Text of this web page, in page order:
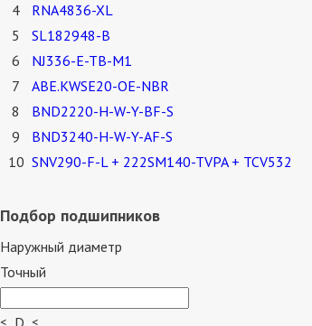
4
RNA4836-XL
5
SL182948-B
6
NJ336-E-TB-M1
7
ABE.KWSE20-OE-NBR
8
BND2220-H-W-Y-BF-S
9
BND3240-H-W-Y-AF-S
10 SNV290-F-L + 222SM140-TVPA + TCV532
Подбор подшипников
Наружный диаметр
Точный
≤ D ≤